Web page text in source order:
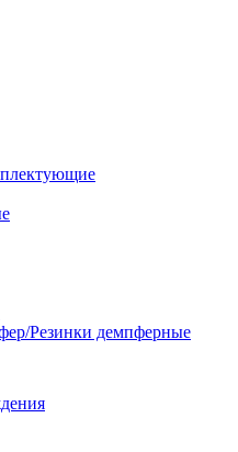
Резинки демпферные